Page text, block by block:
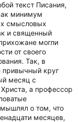
текст Писания,
минимум
смысловых
и священный
могли
от своего
Так, в
привычный круг
месяц с
а профессор
о том, что
месяцев,